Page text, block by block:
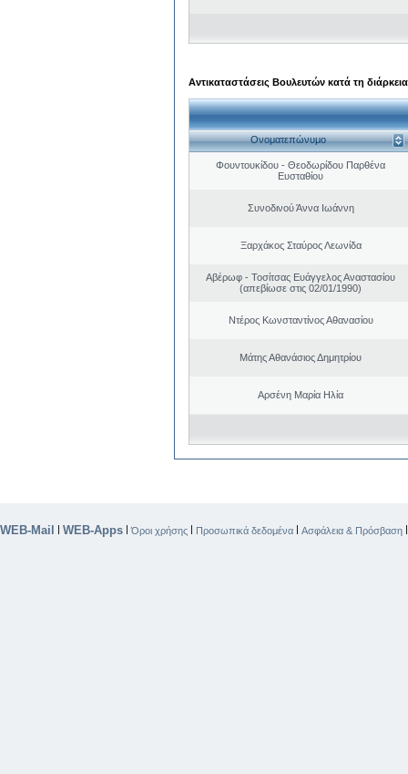
Αντικαταστάσεις Βουλευτών κατά τη
Ονοματεπώνυμο
Φουντουκίδου - Θεοδωρίδου Παρθένα
Ευσταθίου
Συνοδινού Άννα Ιωάννη
Ξαρχάκος Σταύρος Λεωνίδα
Αβέρωφ - Τοσίτσας Ευάγγελος Αναστασίου
(απεβίωσε στις 02/01/1990)
Ντέρος Κωνσταντίνος Αθανασίου
Μάτης Αθανάσιος Δημητρίου
Αρσένη Μαρία Ηλία
WEB-Mail | WEB-Apps |Όροι χρήσης | Προσωπικά δεδομένα | Ασφάλεια & Πρόσβαση